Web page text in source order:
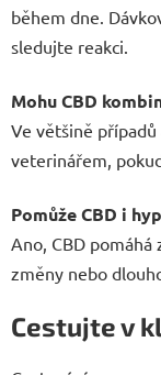
během dne.
sledujte reakci.
Mohu CBD
Ve většině
veterinářem,
Pomůže CBD i
Ano, CBD
změny nebo
Cestujte v